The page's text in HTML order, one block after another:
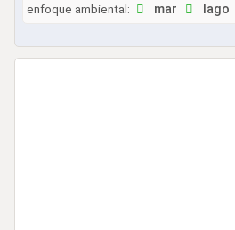
enfoque ambiental: mar lago